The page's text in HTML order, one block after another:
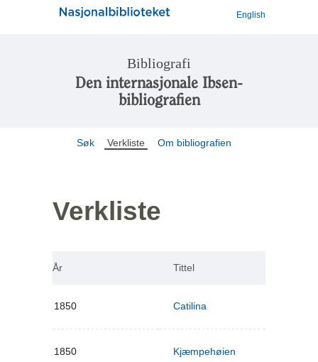
English
Bibliografi
Den internasjonale Ibsen-
bibliografien
Søk Verkliste Om bibliografien
Verkliste
År Tittel
1850 Catilina
1850 Kjæmpehøien